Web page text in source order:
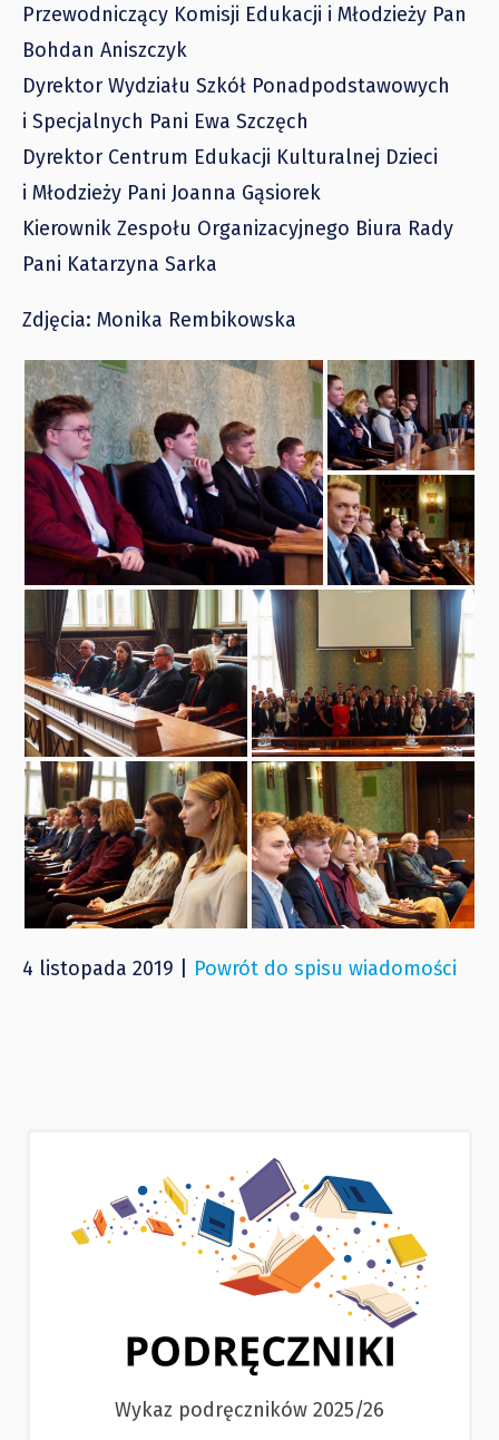
Przewodniczący Komisji Edukacji i Młodzieży Pan
Bohdan Aniszczyk
Dyrektor Wydziału Szkół Ponadpodstawowych
i Specjalnych Pani Ewa Szczęch
Dyrektor Centrum Edukacji Kulturalnej Dzieci
i Młodzieży Pani Joanna Gąsiorek
Kierownik Zespołu Organizacyjnego Biura Rady
Pani Katarzyna Sarka
Zdjęcia: Monika Rembikowska
4 listopada 2019 | Powrót do spisu wiadomości
Wykaz podręczników 2025/26